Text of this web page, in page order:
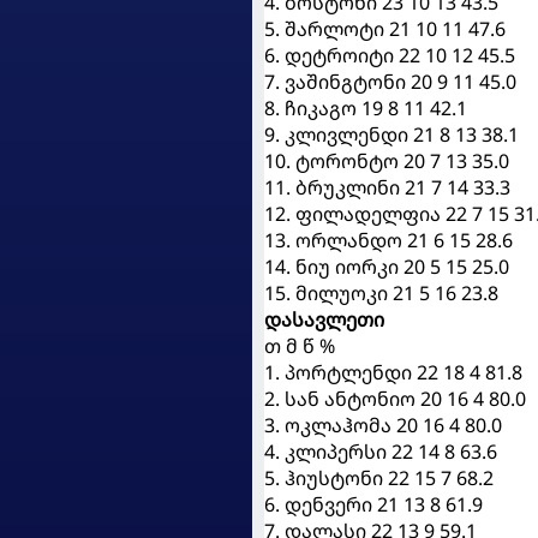
5. შარლოტი 21 10 11 47.6
6. დეტროიტი 22 10 12 45.5
7. ვაშინგტონი 20 9 11 45.0
8. ჩიკაგო 19 8 11 42.1
9. კლივლენდი 21 8 13 38.1
10. ტორონტო 20 7 13 35.0
11. ბრუკლინი 21 7 14 33.3
12. ფილადელფია 22 7 15
13. ორლანდო 21 6 15 28.6
14. ნიუ იორკი 20 5 15 25.0
15. მილუოკი 21 5 16 23.8
დასავლეთი
თ მ წ %
1. პორტლენდი 22 18 4 81.8
2. სან ანტონიო 20 16 4 80.0
3. ოკლაჰომა 20 16 4 80.0
4. კლიპერსი 22 14 8 63.6
5. ჰიუსტონი 22 15 7 68.2
6. დენვერი 21 13 8 61.9
7. დალასი 22 13 9 59.1